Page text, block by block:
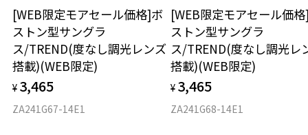
可視光線透過率：60%
紫外線透過率：0.1%以下 (紫外線カット率：99.9%以上)
レンズカラー：Z-AMBER_BR85F / ブルー / パープル系
使用上の注意：高温のところに置いたり、傷をつけるような金属と一
緒にしまわないようご注意下さい。
＜実店舗でサングラスまたはパッケージ商品等のレンズ交換について
仕上がり寸法
D 仕上がりの横幅：約149mm
E 仕上がりの縦幅：約52mm
安心2 視力測定無料
視力の変化を早めに発見するために、定期的な視
力測定をおすすめいたします。
安心3 かかり具合調整無料
オンラインストアでフレームのみ購入して、
実店舗で度付きにできます
ご購入時に「レンズ交換券」をお選びいただくと、実店舗で
度数を測定のうえ、度付きレンズ（標準セットレンズ）へ無
料交換いただけます。
詳しくはこちら
[WEB限定モアセール価格]ボ
ストン型サングラ
ス/TREND(度なし調光レンズ
搭載)(WEB限定)
¥ 3,465
ZA241G67-14E1
[WEB限定モアセール価
ストン型サングラ
ス/TREND(度なし調光レ
搭載)(WEB限定)
¥ 3,465
ZA241G68-14E1